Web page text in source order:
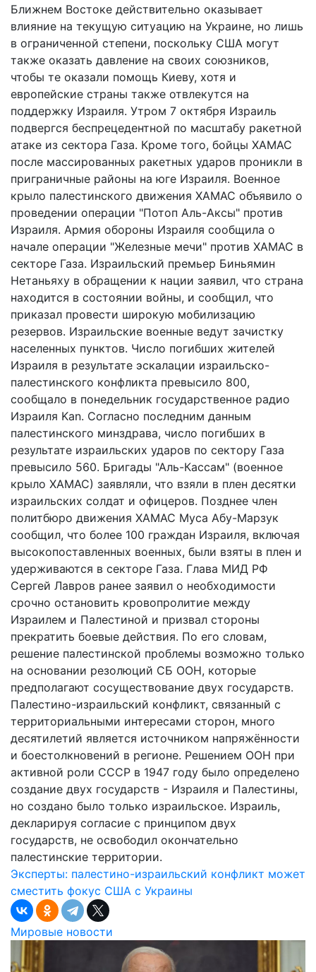
Ближнем Востоке действительно оказывает
влияние на текущую ситуацию на Украине, но лишь
в ограниченной степени, поскольку США могут
также оказать давление на своих союзников,
чтобы те оказали помощь Киеву, хотя и
европейские страны также отвлекутся на
поддержку Израиля. Утром 7 октября Израиль
подвергся беспрецедентной по масштабу ракетной
атаке из сектора Газа. Кроме того, бойцы ХАМАС
после массированных ракетных ударов проникли в
приграничные районы на юге Израиля. Военное
крыло палестинского движения ХАМАС объявило о
проведении операции "Потоп Аль-Аксы" против
Израиля. Армия обороны Израиля сообщила о
начале операции "Железные мечи" против ХАМАС в
секторе Газа. Израильский премьер Биньямин
Нетаньяху в обращении к нации заявил, что страна
находится в состоянии войны, и сообщил, что
приказал провести широкую мобилизацию
резервов. Израильские военные ведут зачистку
населенных пунктов. Число погибших жителей
Израиля в результате эскалации израильско-
палестинского конфликта превысило 800,
сообщало в понедельник государственное радио
Израиля Kan. Согласно последним данным
палестинского минздрава, число погибших в
результате израильских ударов по сектору Газа
превысило 560. Бригады "Аль-Кассам" (военное
крыло ХАМАС) заявляли, что взяли в плен десятки
израильских солдат и офицеров. Позднее член
политбюро движения ХАМАС Муса Абу-Марзук
сообщил, что более 100 граждан Израиля, включая
высокопоставленных военных, были взяты в плен и
удерживаются в секторе Газа. Глава МИД РФ
Сергей Лавров ранее заявил о необходимости
срочно остановить кровопролитие между
Израилем и Палестиной и призвал стороны
прекратить боевые действия. По его словам,
решение палестинской проблемы возможно только
на основании резолюций СБ ООН, которые
предполагают сосуществование двух государств.
Палестино-израильский конфликт, связанный с
территориальными интересами сторон, много
десятилетий является источником напряжённости
и боестолкновений в регионе. Решением ООН при
активной роли СССР в 1947 году было определено
создание двух государств - Израиля и Палестины,
но создано было только израильское. Израиль,
декларируя согласие с принципом двух
государств, не освободил окончательно
палестинские территории.
Эксперты: палестино-израильский конфликт может
сместить фокус США с Украины
Мировые новости